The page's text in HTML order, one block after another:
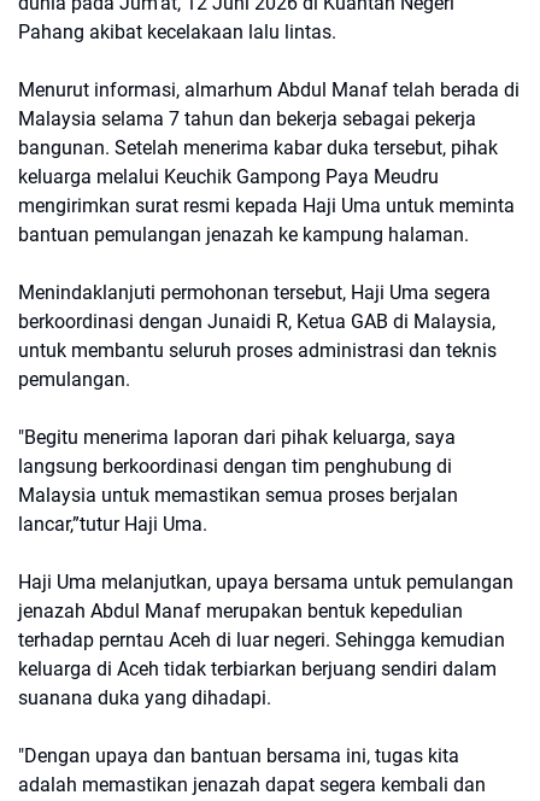
Pahang akibat kecelakaan lalu lintas.
Menurut informasi, almarhum Abdul Manaf telah berada di
Malaysia selama 7 tahun dan bekerja sebagai pekerja
bangunan. Setelah menerima kabar duka tersebut, pihak
keluarga melalui Keuchik Gampong Paya Meudru
mengirimkan surat resmi kepada Haji Uma untuk meminta
bantuan pemulangan jenazah ke kampung halaman.
Menindaklanjuti permohonan tersebut, Haji Uma segera
berkoordinasi dengan Junaidi R, Ketua GAB di Malaysia,
untuk membantu seluruh proses administrasi dan teknis
pemulangan.
"Begitu menerima laporan dari pihak keluarga, saya
langsung berkoordinasi dengan tim penghubung di
Malaysia untuk memastikan semua proses berjalan
lancar,”tutur Haji Uma.
Haji Uma melanjutkan, upaya bersama untuk pemulangan
jenazah Abdul Manaf merupakan bentuk kepedulian
terhadap perntau Aceh di luar negeri. Sehingga kemudian
keluarga di Aceh tidak terbiarkan berjuang sendiri dalam
suanana duka yang dihadapi.
"Dengan upaya dan bantuan bersama ini, tugas kita
adalah memastikan jenazah dapat segera kembali dan